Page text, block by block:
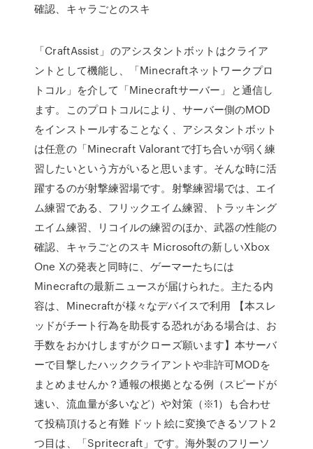
確認、キャラごとのスキ
「CraftAssist」のアシスタントボットはクライア
ントとして機能し、「Minecraftネットワークプロ
トコル」を介して「Minecraftサーバー」と通信し
ます。このプロトコルにより、サーバー側のMOD
をインストールすることなく、アシスタントボット
は任意の「Minecraft Valorantで打ち合いが弱く練
習したいという方がいると思います。そんな時に活
躍するのが射撃練習場です。射撃練習場では、エイ
ム練習である、フリックエイム練習、トラッキング
エイム練習、リコイルの練習のほか、武器の性能の
確認、キャラごとのスキ Microsoftの新しいXbox
One Xの発表と同時に、ゲーマーたちには
Minecraftの最新ニュースが届けられた。主たる内
容は、Minecraftが様々なデバイスで利用 【本スレ
ッドがチート行為を助長する恐れがある場合は、お
手数をおかけしますがクローズ願います】本サーバ
ーで目撃したハッククライアントや非許可MODを
まとめませんか？通報の根拠となる例（スピードが
速い、流血量が多いなど）や対策（※1）も合わせ
て投稿頂けると有難 ドット絵に変換できるソフト2
つ目は、「Spritecraft」です。海外製のフリーソ